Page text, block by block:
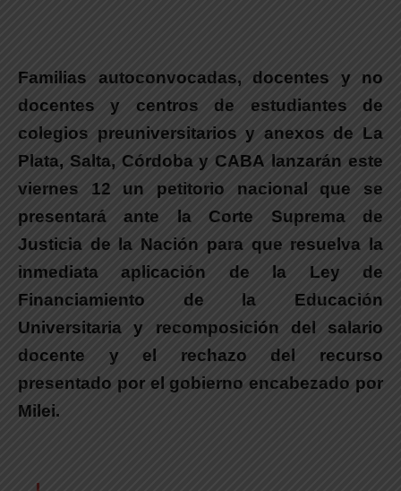
Familias autoconvocadas, docentes y no
docentes y centros de estudiantes de
colegios preuniversitarios y anexos de La
Plata, Salta, Córdoba y CABA lanzarán este
viernes 12 un petitorio nacional que se
presentará ante la Corte Suprema de
Justicia de la Nación para que resuelva la
inmediata aplicación de la Ley de
Financiamiento de la Educación
Universitaria y recomposición del salario
docente y el rechazo del recurso
presentado por el gobierno encabezado por
Milei.